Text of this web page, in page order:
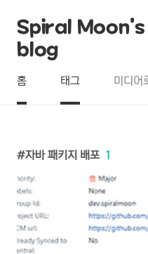
Spiral
blog
홈 태그 미디어
자바 패키지 배포 1